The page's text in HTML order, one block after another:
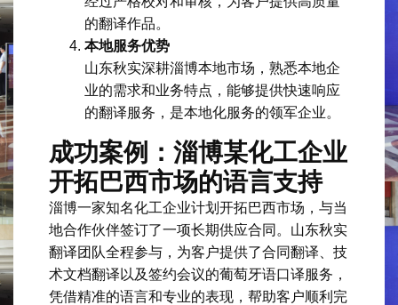
的翻译作品。
本地服务优势
山东秋实深耕淄博本地市场，熟悉本地企
业的需求和业务特点，能够提供快速响应
的翻译服务，是本地化服务的领军企业。
成功案例：淄博某化工企业
开拓巴西市场的语言支持
淄博一家知名化工企业计划开拓巴西市场，与当
地合作伙伴签订了一项长期供应合同。山东秋实
翻译团队全程参与，为客户提供了合同翻译、技
术文档翻译以及签约会议的葡萄牙语口译服务，
凭借精准的语言和专业的表现，帮助客户顺利完